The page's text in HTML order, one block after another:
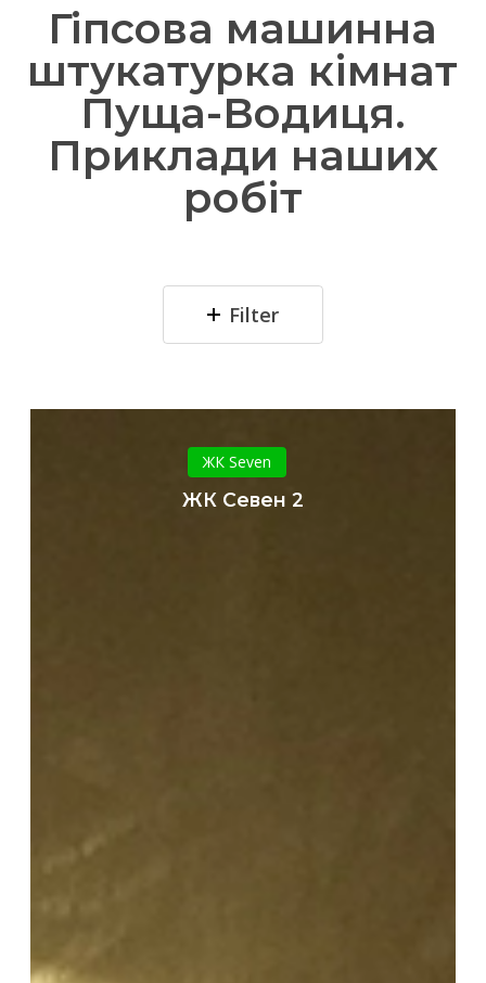
Гіпсова машинна
штукатурка кімнат
Пуща-Водиця.
Приклади наших
робіт
Filter
Севен
2
ЖК Seven
ЖК Севен 2